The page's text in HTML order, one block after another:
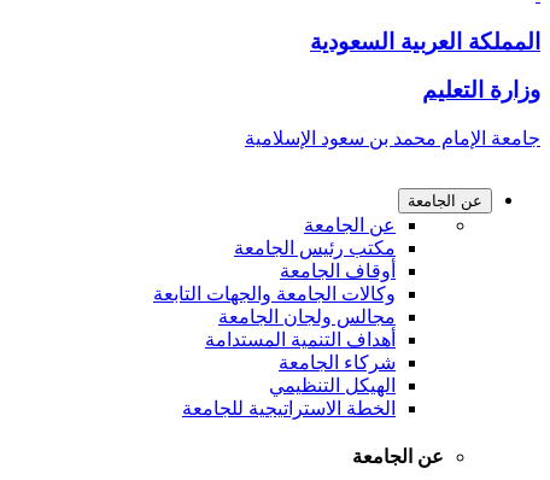
المملكة العربية السعودية
وزارة التعليم
جامعة الإمام محمد بن سعود الإسلامية
عن الجامعة
عن الجامعة
مكتب رئيس الجامعة
أوقاف الجامعة
وكالات الجامعة والجهات التابعة
مجالس ولجان الجامعة
أهداف التنمية المستدامة
شركاء الجامعة
الهيكل التنظيمي
الخطة الاستراتيجية للجامعة
عن الجامعة